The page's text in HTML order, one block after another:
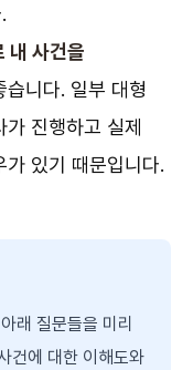
내 사건을
니다. 일부 대형
진행하고 실제
있기 때문입니다.
래 질문들을 미리
건에 대한 이해도와